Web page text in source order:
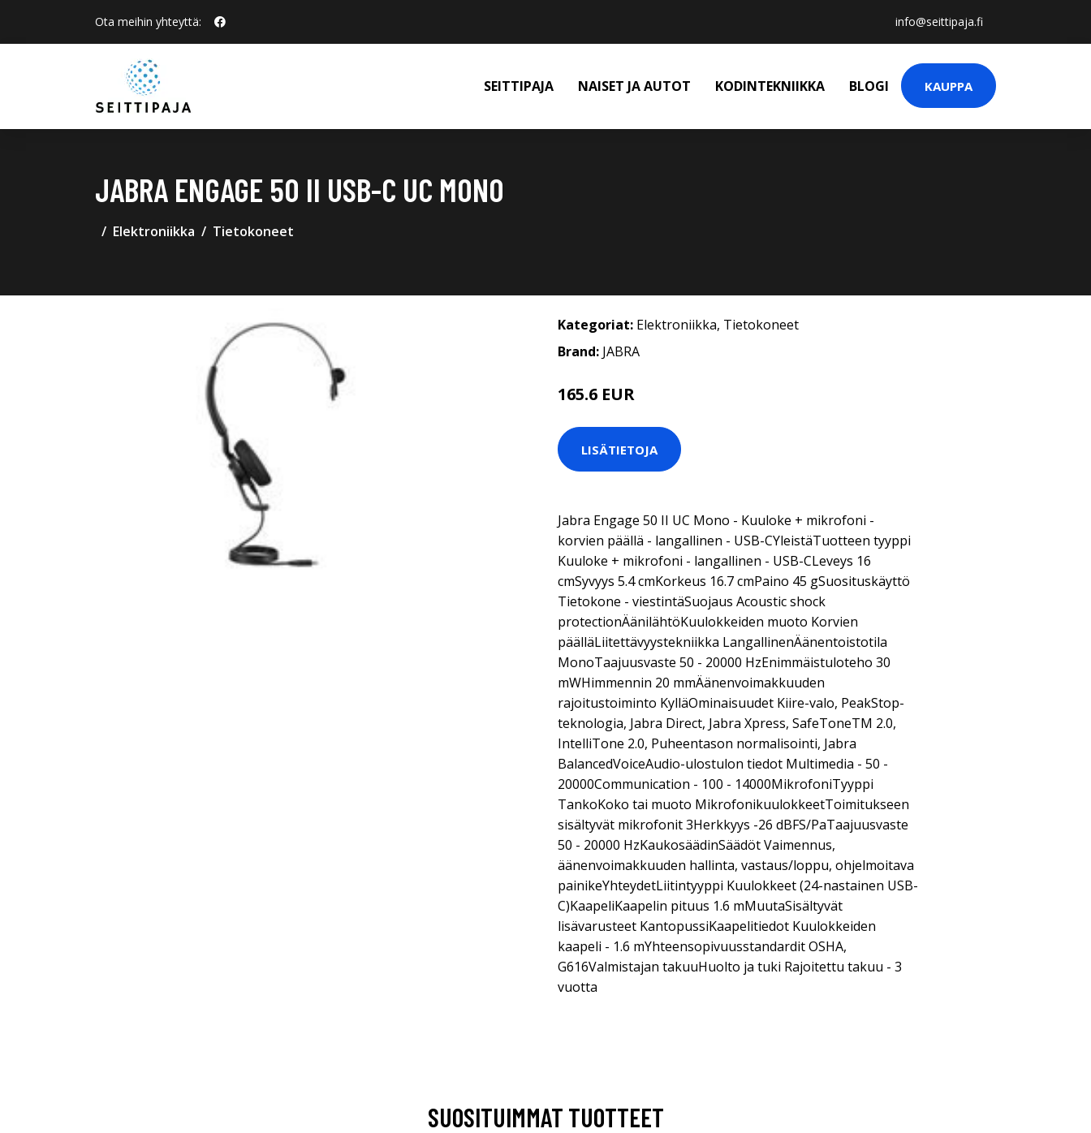
Ota meihin yhteyttä: info@seittipaja.fi
SEITTIPAJA NAISET JA AUTOT KODINTEKNIIKKA BLOGI KAUPPA
JABRA ENGAGE 50 II USB-C UC MONO
Elektroniikka Tietokoneet
Kategoriat: Elektroniikka, Tietokoneet
Brand: JABRA
165.6 EUR
LISÄTIETOJA
Jabra Engage 50 II UC Mono - Kuuloke + mikrofoni -
korvien päällä - langallinen - USB-CYleistäTuotteen tyyppi
Kuuloke + mikrofoni - langallinen - USB-CLeveys 16
cmSyvyys 5.4 cmKorkeus 16.7 cmPaino 45 gSuosituskäyttö
Tietokone - viestintäSuojaus Acoustic shock
protectionÄänilähtöKuulokkeiden muoto Korvien
päälläLiitettävyystekniikka LangallinenÄänentoistotila
MonoTaajuusvaste 50 - 20000 HzEnimmäistuloteho 30
mWHimmennin 20 mmÄänenvoimakkuuden
rajoitustoiminto KylläOminaisuudet Kiire-valo, PeakStop-
teknologia, Jabra Direct, Jabra Xpress, SafeToneTM 2.0,
IntelliTone 2.0, Puheentason normalisointi, Jabra
BalancedVoiceAudio-ulostulon tiedot Multimedia - 50 -
20000Communication - 100 - 14000MikrofoniTyyppi
TankoKoko tai muoto MikrofonikuulokkeetToimitukseen
sisältyvät mikrofonit 3Herkkyys -26 dBFS/PaTaajuusvaste
50 - 20000 HzKaukosäädinSäädöt Vaimennus,
äänenvoimakkuuden hallinta, vastaus/loppu, ohjelmoitava
painikeYhteydetLiitintyyppi Kuulokkeet (24-nastainen USB-
C)KaapeliKaapelin pituus 1.6 mMuutaSisältyvät
lisävarusteet KantopussiKaapelitiedot Kuulokkeiden
kaapeli - 1.6 mYhteensopivuusstandardit OSHA,
G616Valmistajan takuuHuolto ja tuki Rajoitettu takuu - 3
vuotta
SUOSITUIMMAT TUOTTEET